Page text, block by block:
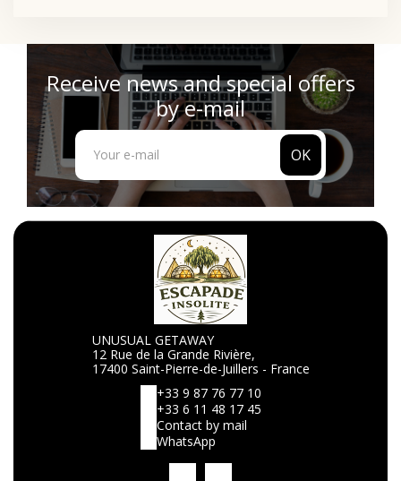
Receive news and special offers
by e-mail
OK
UNUSUAL GETAWAY
12 Rue de la Grande Rivière,
17400 Saint-Pierre-de-Juillers - France
+33 9 87 76 77 10
+33 6 11 48 17 45
Contact by mail
WhatsApp